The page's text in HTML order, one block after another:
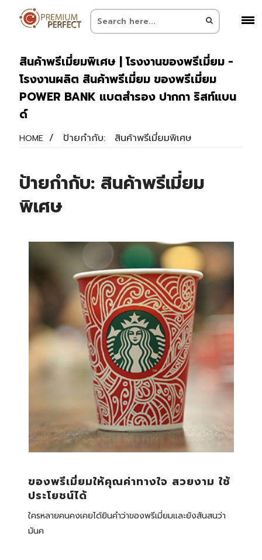
สินค้าพรีเมี่ยมพิเศษ | โรงงานของพรีเมี่ยม -
โรงงานผลิต สินค้าพรีเมี่ยม ของพรีเมี่ยม
POWER BANK แบตสำรอง ปากกา ริสท์แบน
ด์
HOME / ป้ายกำกับ: สินค้าพรีเมี่ยมพิเศษ
ป้ายกำกับ: สินค้าพรีเมี่ยม
พิเศษ
ของพรีเมี่ยมให้คุณค่าทางใจ สวยงาม ใช้
ประโยชน์ได้
ใครหลายคนคงเคยได้ยินคำว่าของพรีเมี่ยมและยังสันสนว่า
มันค